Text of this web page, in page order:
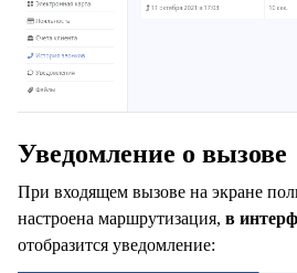
Уведомление о вызове
При входящем вызове на экране
настроена маршрутизация, в
отобразится уведомление: